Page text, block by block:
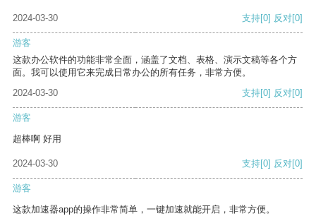
2024-03-30 支持[0] 反对[0]
游客
这款办公软件的功能非常全面，涵盖了文档、表格、演示文稿等各个方
面。我可以使用它来完成日常办公的所有任务，非常方便。
2024-03-30
支持[0] 反对[0]
游客
超棒啊 好用
2024-03-30 支持[0] 反对[0]
游客
这款加速器app的操作非常简单，一键加速就能开启，非常方便。